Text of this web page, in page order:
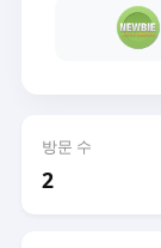
방문 수
2